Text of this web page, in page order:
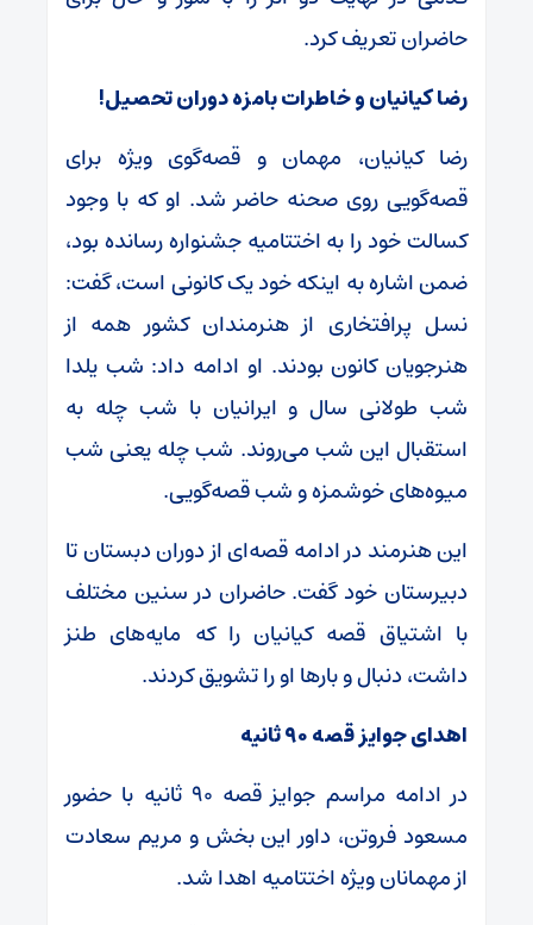
حاضران تعریف کرد.
رضا کیانیان و خاطرات بامزه دوران تحصیل!
رضا کیانیان، مهمان و قصه‌گوی ویژه برای
قصه‌گویی روی صحنه حاضر شد. او که با وجود
کسالت خود را به اختتامیه جشنواره رسانده بود،
ضمن اشاره به اینکه خود یک کانونی است، گفت:
نسل پرافتخاری از هنرمندان کشور همه از
هنرجویان کانون بودند. او ادامه داد: شب یلدا
شب طولانی سال و ایرانیان با شب چله به
استقبال این شب می‌روند. شب چله یعنی شب
میوه‌های خوشمزه و شب قصه‌گویی.
این هنرمند در ادامه قصه‌ای از دوران دبستان تا
دبیرستان خود گفت. حاضران در سنین مختلف
با اشتیاق قصه کیانیان را که مایه‌های طنز
داشت، دنبال و بارها او را تشویق کردند.
اهدای جوایز قصه ۹۰ ثانیه
در ادامه مراسم جوایز قصه ۹۰ ثانیه با حضور
مسعود فروتن، داور این بخش و مریم سعادت
از مهمانان ویژه اختتامیه اهدا شد.